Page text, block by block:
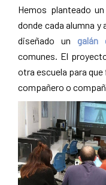
Hemos planteado
donde cada alumna y
diseñado un galán
comunes. El
otra escuela para
compañero o